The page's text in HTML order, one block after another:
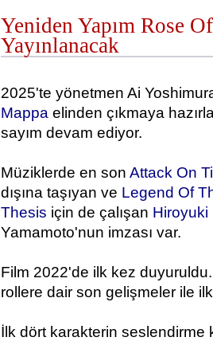
Yeniden Yapım Rose
Yayınlanacak
2025'te yönetmen Ai
Mappa elinden çıkmaya
sayım devam ediyor.
Müziklerde en son Attack On
dışına taşıyan ve Legend Of
Thesis için de çalışan Hiroyuki
Yamamoto'nun imzası var.
Film 2022'de ilk kez
rollere dair son gelişmeler ile ilk
İlk dört karakterin seslendirme